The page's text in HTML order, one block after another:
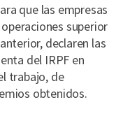
que las empresas
superior
declaren las
del IRPF en
trabajo, de
obtenidos.